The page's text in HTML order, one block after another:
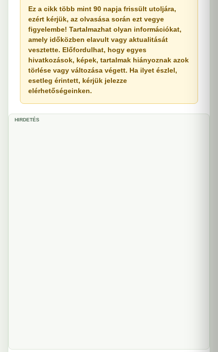
Ez a cikk több mint 90 napja frissült utoljára,
ezért kérjük, az olvasása során ezt vegye
figyelembe! Tartalmazhat olyan információkat,
amely időközben elavult vagy aktualitását
vesztette. Előfordulhat, hogy egyes
hivatkozások, képek, tartalmak hiányoznak azok
törlése vagy változása végett. Ha ilyet észlel,
esetleg érintett, kérjük jelezze
elérhetőségeinken.
HIRDETÉS